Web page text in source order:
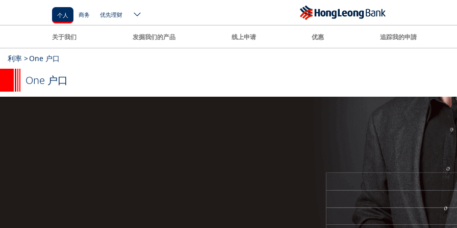
个人 商务 优先理财
关于我们 发掘我们的产品 线上申请 优惠 追踪我的申請
利率 >One 户口
One 户口